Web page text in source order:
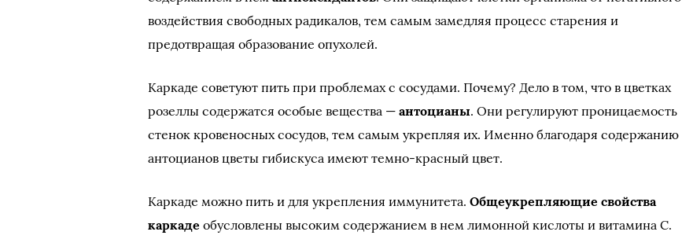
воздействия свободных радикалов, тем самым замедляя процесс старения и
предотвращая образование опухолей.
Каркаде советуют пить при проблемах с сосудами. Почему? Дело в том, что в цветках
розеллы содержатся особые вещества —антоцианы. Они регулируют проницаемость
стенок кровеносных сосудов, тем самым укрепляя их. Именно благодаря содержанию
антоцианов цветы гибискуса имеют темно-красный цвет.
Каркаде можно пить и для укрепления иммунитета.Общеукрепляющие свойства
каркаде обусловлены высоким содержанием в нем лимонной кислоты и витамина С.